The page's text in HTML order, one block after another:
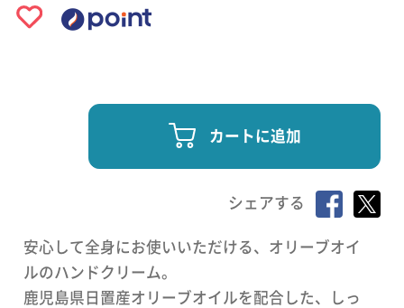
カートに追加
シェアする
安心して全身にお使いいただける、オリーブオイ
ルのハンドクリーム。
鹿児島県日置産オリーブオイルを配合した、しっ